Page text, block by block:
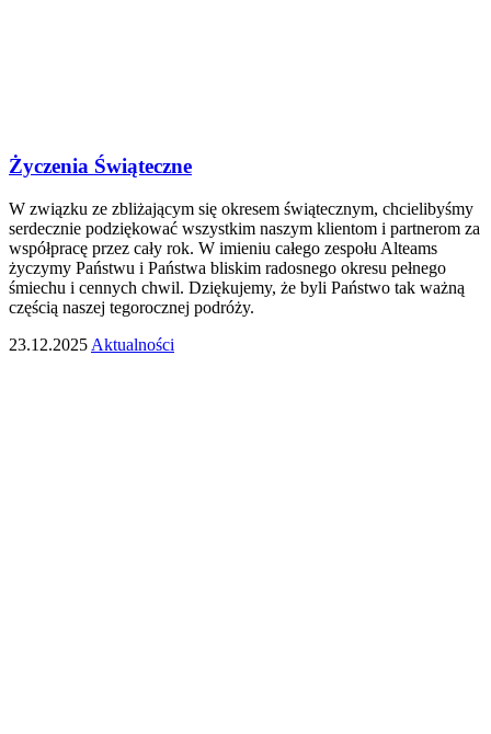
Życzenia Świąteczne
W związku ze zbliżającym się okresem świątecznym, chcielibyśmy
serdecznie podziękować wszystkim naszym klientom i partnerom za
współpracę przez cały rok. W imieniu całego zespołu Alteams
życzymy Państwu i Państwa bliskim radosnego okresu pełnego
śmiechu i cennych chwil. Dziękujemy, że byli Państwo tak ważną
częścią naszej tegorocznej podróży.
23.12.2025 Aktualności